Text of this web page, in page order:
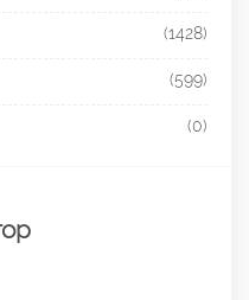
(1428)
(599)
(0)